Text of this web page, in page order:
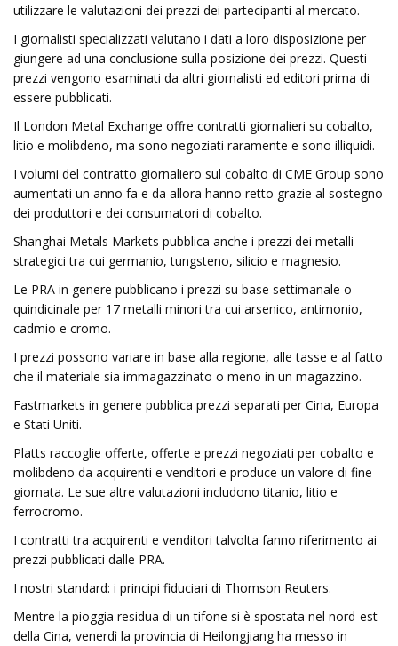
utilizzare le valutazioni dei prezzi dei partecipanti al mercato.
I giornalisti specializzati valutano i dati a loro disposizione per
giungere ad una conclusione sulla posizione dei prezzi. Questi
prezzi vengono esaminati da altri giornalisti ed editori prima di
essere pubblicati.
Il London Metal Exchange offre contratti giornalieri su cobalto,
litio e molibdeno, ma sono negoziati raramente e sono illiquidi.
I volumi del contratto giornaliero sul cobalto di CME Group sono
aumentati un anno fa e da allora hanno retto grazie al sostegno
dei produttori e dei consumatori di cobalto.
Shanghai Metals Markets pubblica anche i prezzi dei metalli
strategici tra cui germanio, tungsteno, silicio e magnesio.
Le PRA in genere pubblicano i prezzi su base settimanale o
quindicinale per 17 metalli minori tra cui arsenico, antimonio,
cadmio e cromo.
I prezzi possono variare in base alla regione, alle tasse e al fatto
che il materiale sia immagazzinato o meno in un magazzino.
Fastmarkets in genere pubblica prezzi separati per Cina, Europa
e Stati Uniti.
Platts raccoglie offerte, offerte e prezzi negoziati per cobalto e
molibdeno da acquirenti e venditori e produce un valore di fine
giornata. Le sue altre valutazioni includono titanio, litio e
ferrocromo.
I contratti tra acquirenti e venditori talvolta fanno riferimento ai
prezzi pubblicati dalle PRA.
I nostri standard: i principi fiduciari di Thomson Reuters.
Mentre la pioggia residua di un tifone si è spostata nel nord-est
della Cina, venerdì la provincia di Heilongjiang ha messo in